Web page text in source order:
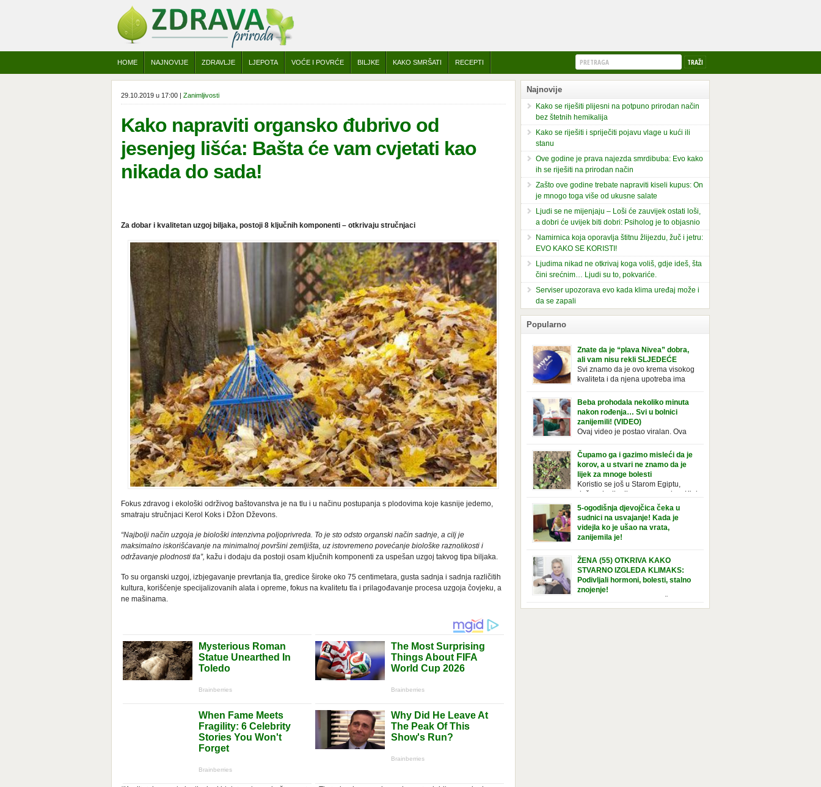
HOME NAJNOVIJE ZDRAVLJE LJEPOTA VOĆE I POVRĆE BILJKE KAKO SMRŠATI RECEPTI
29.10.2019 u 17:00 | Zanimljivosti
Kako napraviti organsko đubrivo od
jesenjeg lišća: Bašta će vam cvjetati kao
nikada do sada!
Za dobar i kvalitetan uzgoj biljaka, postoji 8 ključnih komponenti – otkrivaju stručnjaci
Fokus zdravog i ekološki održivog baštovanstva je na tlu i u načinu postupanja s plodovima koje kasnije jedemo,
smatraju stručnjaci Kerol Koks i Džon Dževons.
“Najbolji način uzgoja je biološki intenzivna poljoprivreda. To je sto odsto organski način sadnje, a cilj je
maksimalno iskorišćavanje na minimalnoj površini zemljišta, uz istovremeno povećanje biološke raznolikosti i
održavanje plodnosti tla”, kažu i dodaju da postoji osam ključnih komponenti za uspešan uzgoj takvog tipa biljaka.
To su organski uzgoj, izbjegavanje prevrtanja tla, gredice široke oko 75 centimetara, gusta sadnja i sadnja različitih
kultura, korišćenje specijalizovanih alata i opreme, fokus na kvalitetu tla i prilagođavanje procesa uzgoja čovjeku, a
ne mašinama.
Najnovije
Kako se riješiti plijesni na potpuno prirodan način
bez štetnih hemikalija
Kako se riješiti i spriječiti pojavu vlage u kući ili
stanu
Ove godine je prava najezda smrdibuba: Evo kako
ih se riješiti na prirodan način
Zašto ove godine trebate napraviti kiseli kupus: On
je mnogo toga više od ukusne salate
Ljudi se ne mijenjaju – Loši će zauvijek ostati loši,
a dobri će uvijek biti dobri: Psiholog je to objasnio
Namirnica koja oporavlja štitnu žlijezdu, žuč i jetru:
EVO KAKO SE KORISTI!
Ljudima nikad ne otkrivaj koga voliš, gdje ideš, šta
čini srećnim… Ljudi su to, pokvariće.
Serviser upozorava evo kada klima uređaj može i
da se zapali
Popularno
Znate da je “plava Nivea” dobra,
ali vam nisu rekli SLJEDEĆE
Svi znamo da je ovo krema visokog
kvaliteta i da njena upotreba ima
sljedeće o njoj. Nivea krema u klasičnoj, plavoj
kutiji, prepoznatljivog mirisa i jednostavne
formule, jeste nezamenljiv inventar u kupatilima i
muškaraca i žena. Mnogi ljudi se ne odvajaju od
nje, pa je čak nose sa […]
Beba prohodala nekoliko minuta
nakon rođenja… Svi u bolnici
zanijemili! (VIDEO)
Ovaj video je postao viralan. Ova
korake. To je mnoge nasmijalo. Ovaj video je baš
neobičan. Ne viđamo baš često ovakve korake
kod novorođenih beba. Video je snimila babica,
pregledalo ga je preko 80 miliona ljudi. Ove
babice su ostale u čudu nakon što su vidjeli kako
Čupamo ga i gazimo misleći da je
korov, a u stvari ne znamo da je
lijek za mnoge bolesti
Koristio se još u Starom Egiptu,
duže od milenijuma se uzgaja u Kini
i Indiji, Francuzi od njega prave različita
tradicionalna jela i čorbe… Jedino mi gazimo po
njemu, čupamo ga i bacamo kao korov! Tušt je
jednogodišnji, ali vrlo uporan “korov” koji, ka­da
nam se jednom nastani u bašti ili dvorištu, teško
5-ogodišnja djevojčica čeka u
sudnici na usvajanje! Kada je
videjla ko je ušao na vrata,
zanijemila je!
zbrinuta u hraniteljskoj porodici. Sada, u svojoj 5.
godini, dočekala je momenat usvajanja, kada će
dobiti novu, stalnu porodicu. Ovaj dan je bio
veoma poseban za djevojčicu i njenu novu
porodicu, ali je uskoro postao još čarobniji,
ŽENA (55) OTKRIVA KAKO
STVARNO IZGLEDA KLIMAKS:
Podivljali hormoni, bolesti, stalno
znojenje!
“Bila sam slomljena, naslušala sam
se o tome da ću uskoro izgledati kao da imam